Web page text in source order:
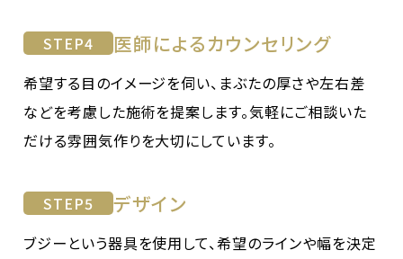
STEP4 医師によるカウンセリング
希望する目のイメージを伺い、まぶたの厚さや左右差
などを考慮した施術を提案します。気軽にご相談いた
だける雰囲気作りを大切にしています。
STEP5 デザイン
ブジーという器具を使用して、希望のラインや幅を決定